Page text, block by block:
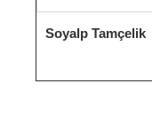
Soyalp Tamçelik